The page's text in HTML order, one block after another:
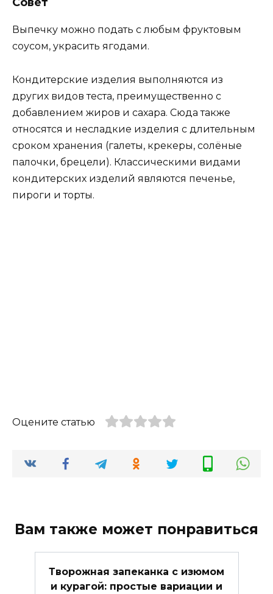
Совет
Выпечку можно подать с любым фруктовым
соусом, украсить ягодами.
Кондитерские изделия выполняются из
других видов теста, преимущественно с
добавлением жиров и сахара. Сюда также
относятся и несладкие изделия с длительным
сроком хранения (галеты, крекеры, солёные
палочки, брецели). Классическими видами
кондитерских изделий являются печенье,
пироги и торты.
Оцените статью
Вам также может понравиться
Творожная запеканка с изюмом
и курагой: простые вариации и